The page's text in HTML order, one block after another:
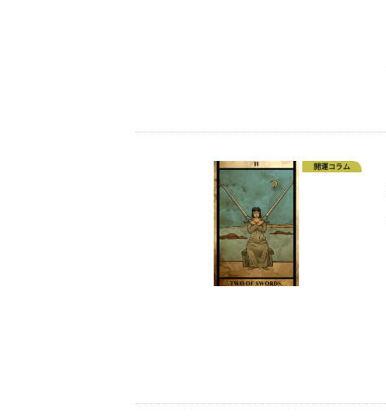
開運コラム